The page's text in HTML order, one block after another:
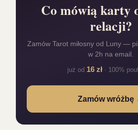
Co mówią karty
relacji?
Zamów Tarot miłosny od Luny —
w 2h na email.
już od 16 zł · 100%
Zamów wróżbę